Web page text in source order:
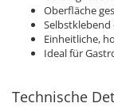
Oberfläche
Einheitliche,
Ideal für
Technische